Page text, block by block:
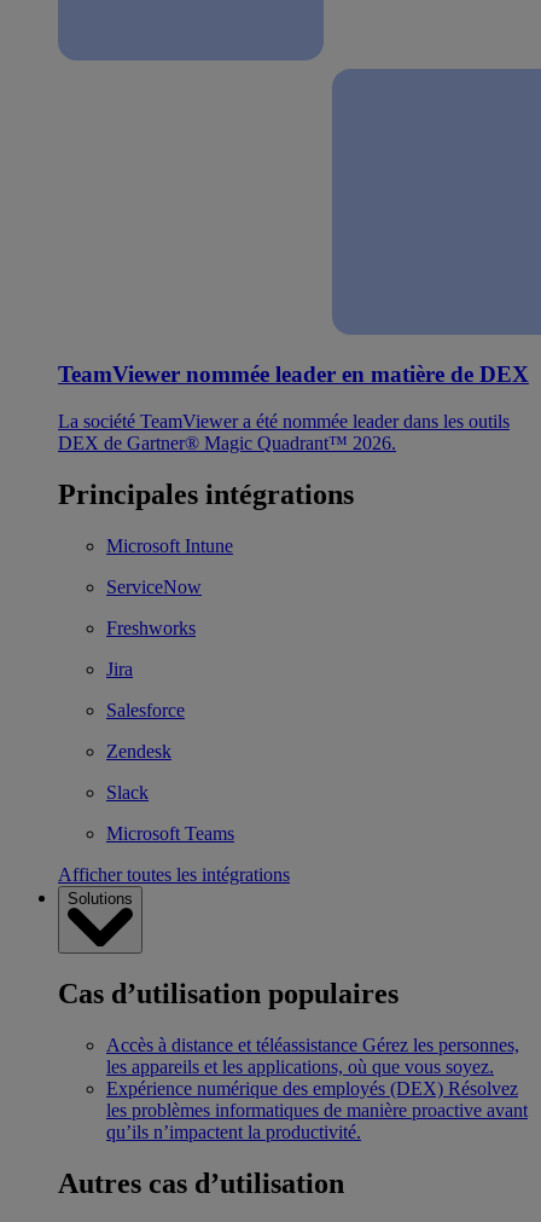
TeamViewer nommée leader en matière de DEX
La société TeamViewer a été nommée leader dans les outils
DEX de Gartner® Magic Quadrant™ 2026.
Principales intégrations
Microsoft Intune
ServiceNow
Freshworks
Jira
Salesforce
Zendesk
Slack
Microsoft Teams
Afficher toutes les intégrations
Solutions
Cas d’utilisation populaires
Accès à distance et téléassistance Gérez les personnes,
les appareils et les applications, où que vous soyez.
Expérience numérique des employés (DEX) Résolvez
les problèmes informatiques de manière proactive avant
qu’ils n’impactent la productivité.
Autres cas d’utilisation